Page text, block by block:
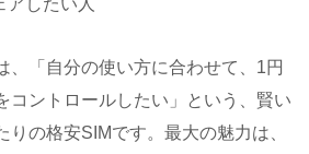
アしたい人
、「自分の使い方に合わせて、1円
コントロールしたい」という、賢い
りの格安SIMです。最大の魅力は、